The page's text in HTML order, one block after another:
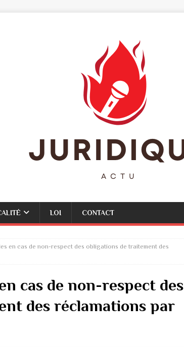
LOI CONTACT
en cas de non-respect des obligations de traitement des
cas de non-respect des
des réclamations par